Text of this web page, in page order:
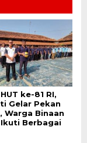
ke-81 RI,
Gelar Pekan
Warga Binaan
Berbagai